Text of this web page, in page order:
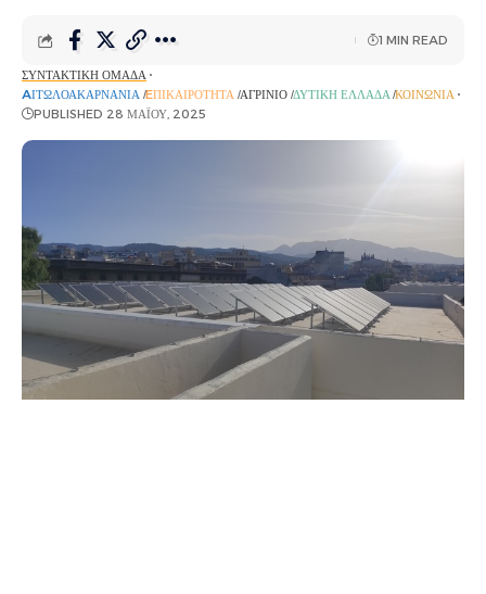
ΣΥΝΤΑΚΤΙΚΉ ΟΜΆΔΑ
AΙΤΩΛΟΑΚΑΡΝΑΝΊΑ EΠΙΚΑΙΡΌΤΗΤΑ ΑΓΡΊΝΙΟ ΔΥΤΙΚΉ ΕΛΛΆΔΑ ΚΟΙΝΩΝΊΑ
PUBLISHED 28 ΜΑΪ́ΟΥ, 2025
1 MIN READ